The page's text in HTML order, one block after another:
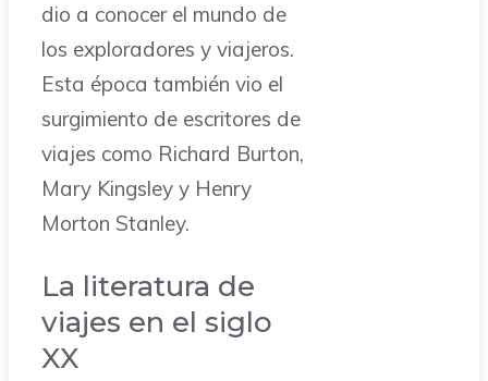
dio a conocer el mundo de
los exploradores y viajeros.
Esta época también vio el
surgimiento de escritores de
viajes como Richard Burton,
Mary Kingsley y Henry
Morton Stanley.
La literatura de
viajes en el siglo
XX